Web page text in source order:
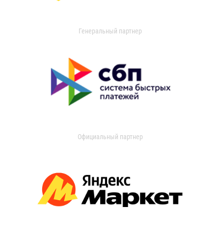
Генеральный партнер
Официальный партнер